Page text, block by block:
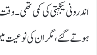
اندرونی یکجہتی کی کمی تھی۔
ہوتے گئے، مگر ان کی نوعیت